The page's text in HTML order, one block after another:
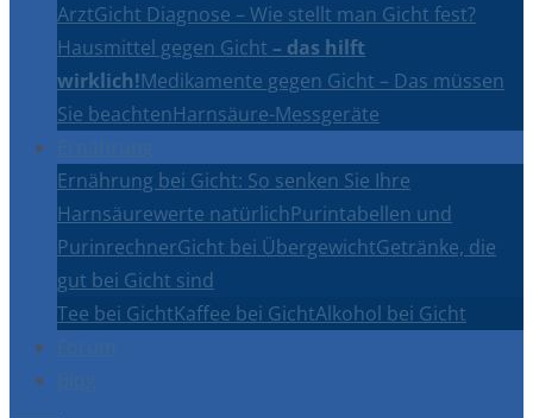
ArztGicht Diagnose – Wie stellt man Gicht fest?
Hausmittel gegen Gicht – das hilft
wirklich!Medikamente gegen Gicht – Das müssen
Sie beachtenHarnsäure-Messgeräte
Ernährung bei Gicht: So senken Sie Ihre
Harnsäurewerte natürlichPurintabellen und
PurinrechnerGicht bei ÜbergewichtGetränke, die
gut bei Gicht sind
Tee bei GichtKaffee bei GichtAlkohol bei Gicht